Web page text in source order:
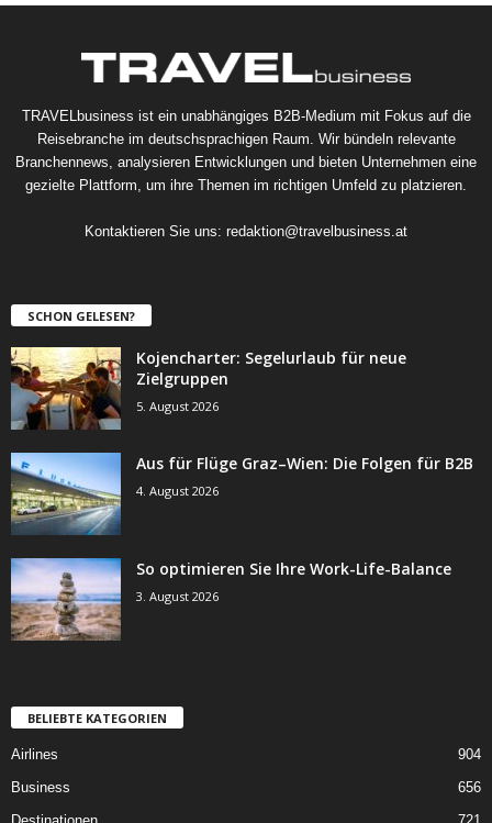
TRAVELbusiness ist ein unabhängiges B2B-Medium mit Fokus auf die
Reisebranche im deutschsprachigen Raum. Wir bündeln relevante
Branchennews, analysieren Entwicklungen und bieten Unternehmen eine
gezielte Plattform, um ihre Themen im richtigen Umfeld zu platzieren.
Kontaktieren Sie uns: redaktion@travelbusiness.at
SCHON GELESEN?
Kojencharter: Segelurlaub für neue
Zielgruppen
5. August 2026
Aus für Flüge Graz–Wien: Die Folgen für B2B
4. August 2026
So optimieren Sie Ihre Work-Life-Balance
3. August 2026
BELIEBTE KATEGORIEN
Airlines
904
Business
656